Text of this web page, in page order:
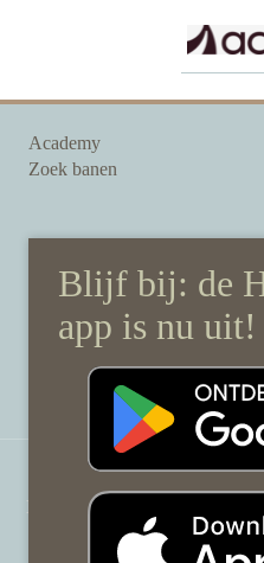
Academy
Zoek banen
Onze auteurs
Over HRMorgen
HRMorgen.nl